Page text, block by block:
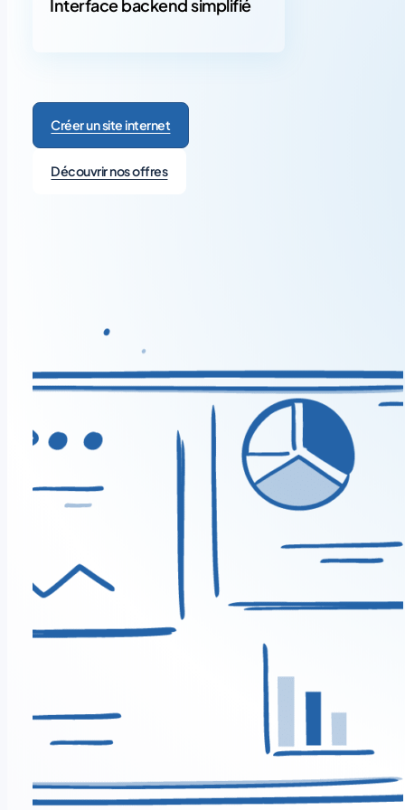
Interface backend simplifié
Créer un site internet
Découvrir nos offres